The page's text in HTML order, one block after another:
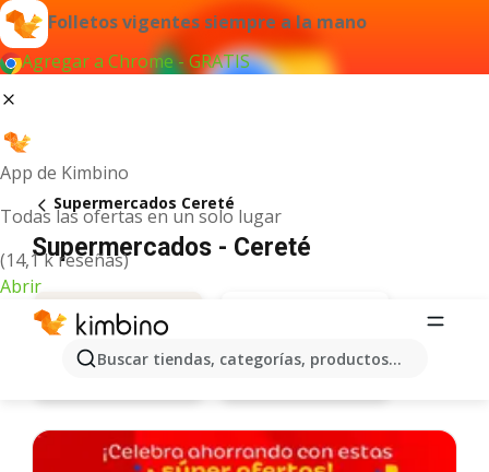
Folletos vigentes siempre a la mano
Agregar a Chrome - GRATIS
App de Kimbino
Todas las ofertas en un solo lugar
(14,1 k reseñas)
Abrir
Buscar tiendas, categorías, productos...
Supermercados Cereté
Supermercados - Cereté